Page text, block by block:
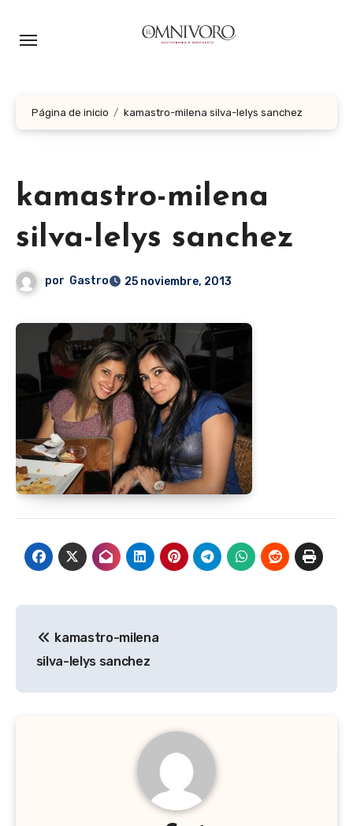
Página de inicio kamastro-milena silva-lelys sanchez
kamastro-milena
silva-lelys sanchez
por Gastro 25 noviembre, 2013
de
entradas
kamastro-milena
silva-lelys sanchez